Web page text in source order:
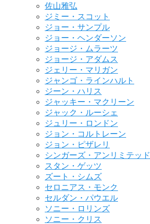
佐山雅弘
ジミー・スコット
ジョー・サンプル
ジョー・ヘンダーソン
ジョージ・ムラーツ
ジョージ・アダムス
ジェリー・マリガン
ジャンゴ・ラインハルト
ジーン・ハリス
ジャッキー・マクリーン
ジャック・ルーシェ
ジュリー・ロンドン
ジョン・コルトレーン
ジョン・ピザレリ
シンガーズ・アンリミテッド
スタン・ゲッツ
ズート・シムズ
セロニアス・モンク
セルダン・パウエル
ソニー・ロリンズ
ソニー・クリス